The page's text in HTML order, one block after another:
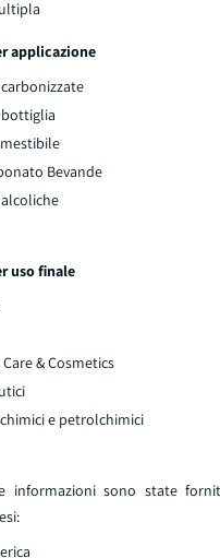
applicazione
Bevande
uso finale
& Cosmetics
e petrolchimici
informazioni sono state